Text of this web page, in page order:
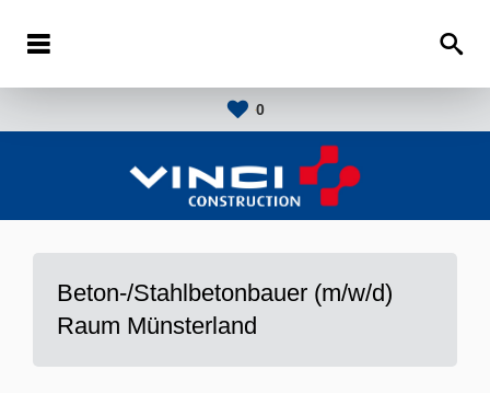
0
Beton-/Stahlbetonbauer (m/w/d)
Raum Münsterland